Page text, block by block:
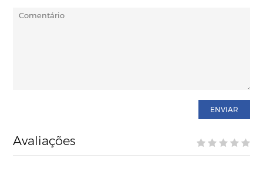
ENVIAR
Avaliações